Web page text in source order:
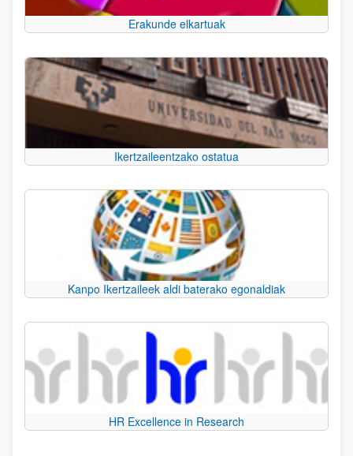
Erakunde elkartuak
Ikertzaileentzako ostatua
Kanpo Ikertzaileek aldi baterako egonaldiak
HR Excellence in Research